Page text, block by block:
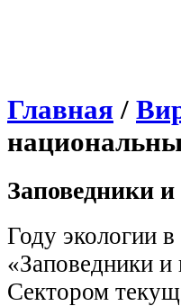
Главная /
Заповедники
Году экологии
«Заповедники и
Сектором